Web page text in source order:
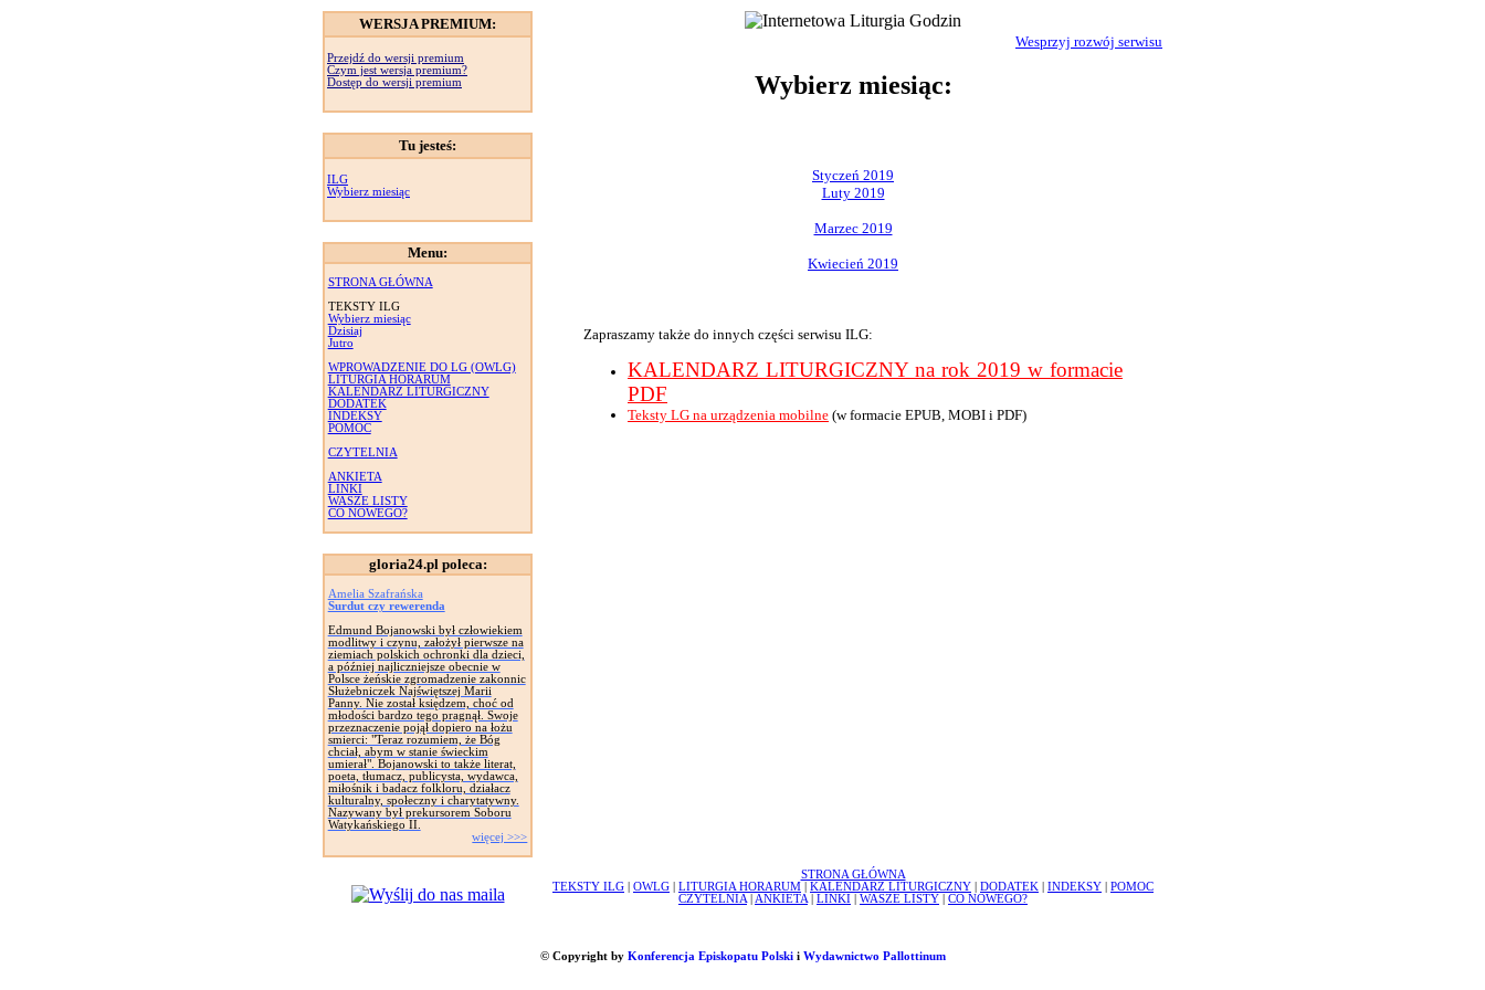
WERSJA PREMIUM:
Przejdź do wersji premium
Czym jest wersja premium?
Dostęp do wersji premium
Tu jesteś:
ILG
Wybierz miesiąc
Menu:
STRONA GŁÓWNA
TEKSTY ILG
Wybierz miesiąc
Dzisiaj
Jutro
WPROWADZENIE DO LG (OWLG)
LITURGIA HORARUM
KALENDARZ LITURGICZNY
DODATEK
INDEKSY
POMOC
CZYTELNIA
ANKIETA
LINKI
WASZE LISTY
CO NOWEGO?
gloria24.pl poleca:
Amelia Szafrańska
Surdut czy rewerenda
Edmund Bojanowski był człowiekiem
modlitwy i czynu, założył pierwsze na
ziemiach polskich ochronki dla dzieci,
a później najliczniejsze obecnie w
Polsce żeńskie zgromadzenie zakonnic
Służebniczek Najświętszej Marii
Panny. Nie został księdzem, choć od
młodości bardzo tego pragnął. Swoje
przeznaczenie pojął dopiero na łożu
smierci: "Teraz rozumiem, że Bóg
chciał, abym w stanie świeckim
umierał". Bojanowski to także literat,
poeta, tłumacz, publicysta, wydawca,
miłośnik i badacz folkloru, działacz
kulturalny, społeczny i charytatywny.
Nazywany był prekursorem Soboru
Watykańskiego II.
więcej >>>
Wesprzyj rozwój serwisu
Wybierz miesiąc:
Styczeń 2019
Luty 2019
Marzec 2019
Kwiecień 2019
Zapraszamy także do innych części serwisu ILG:
KALENDARZ LITURGICZNY na rok 2019 w formacie
PDF
Teksty LG na urządzenia mobilne (w formacie EPUB, MOBI i PDF)
STRONA GŁÓWNA
TEKSTY ILG
OWLG LITURGIA HORARUM KALENDARZ LITURGICZNY DODATEK INDEKSY
POMOC
CZYTELNIA
ANKIETA LINKI WASZE LISTY CO NOWEGO?
© Copyright by Konferencja Episkopatu Polskii Wydawnictwo Pallottinum